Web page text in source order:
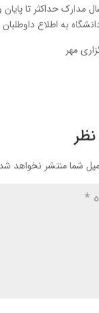
به اطلاع
مهر
شما منتشر نخواهد